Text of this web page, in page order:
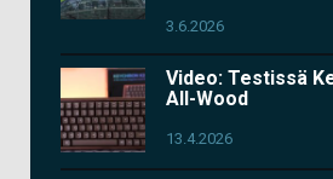
3.6.2026
Video: Testissä
All-Wood
13.4.2026